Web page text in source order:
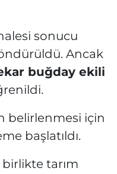
sonucu
Ancak
buğday ekili
belirlenmesi için
başlatıldı.
birlikte tarım